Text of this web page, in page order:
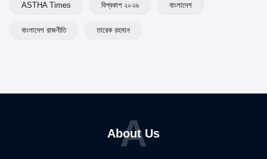
ASTHA Times বিশ্বকাপ ২০২৬ বাংলাদেশ
বাংলাদেশ রাজনীতি তারেক রহমান
About Us
A